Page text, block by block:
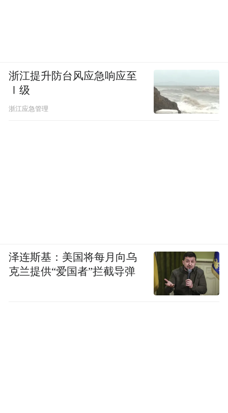
浙江提升防台风应急响应至
Ⅰ级
浙江应急管理
泽连斯基：美国将每月向乌
克兰提供“爱国者”拦截导弹